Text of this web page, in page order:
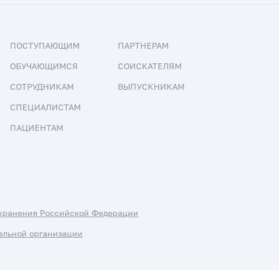
ПОСТУПАЮЩИМ
ОБУЧАЮЩИМСЯ
СОТРУДНИКАМ
СПЕЦИАЛИСТАМ
ПАЦИЕНТАМ
ПАРТНЕРАМ
СОИСКАТЕЛЯМ
ВЫПУСКНИКАМ
Российской Федерации
организации